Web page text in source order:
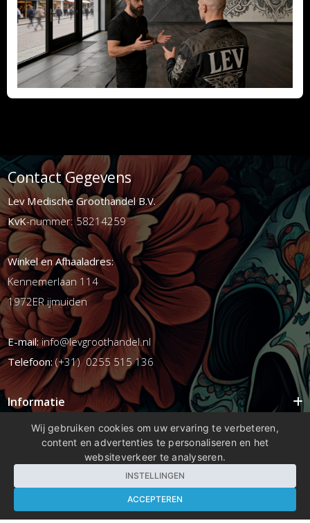
Contact Gegevens
Lev Medische Groothandel B.V.
KvK-nummer: 58214259
Winkel en Afhaaladres:
Kennemerlaan 114
1972ER ijmuiden
E-mail:info@levgroothandel.nl
Telefoon:(+31) 0255 515 136
Informatie
Mijn account
Wij gebruiken cookies om uw ervaring te verbeteren,
content en advertenties te personaliseren en het
websiteverkeer te analyseren.
INSTELLINGEN
ACCEPTEREN